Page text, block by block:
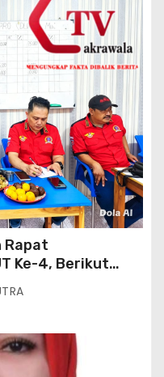
Rapat
Ke-4, Berikut